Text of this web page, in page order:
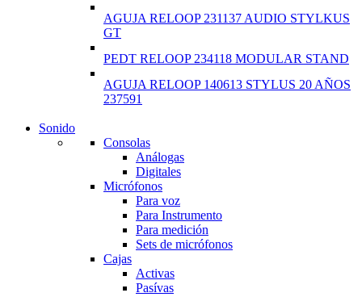
AGUJA RELOOP 231137 AUDIO STYLKUS
GT
PEDT RELOOP 234118 MODULAR STAND
AGUJA RELOOP 140613 STYLUS 20 AÑOS
237591
TP 450X I7 THINKPAD
Shop Now
Sonido
Consolas
Análogas
Digitales
Micrófonos
Para voz
Para Instrumento
Para medición
Sets de micrófonos
Cajas
Activas
Pasívas